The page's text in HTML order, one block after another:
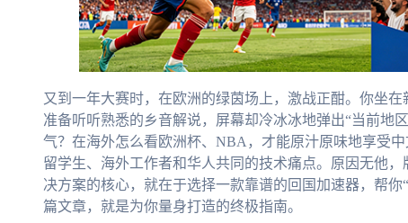
又到一年大赛时，在欧洲的绿茵场上，激战正酣。你坐在
准备听听熟悉的乡音解说，屏幕却冷冰冰地弹出“当前地
气？在海外怎么看欧洲杯、NBA，才能原汁原味地享受
留学生、海外工作者和华人共同的技术痛点。原因无他
决方案的核心，就在于选择一款靠谱的回国加速器，帮
篇文章，就是为你量身打造的终极指南。